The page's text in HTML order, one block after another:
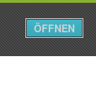
Menü
ÖFFNEN